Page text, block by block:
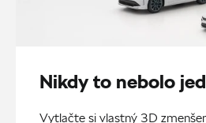
Nikdy to nebolo
Vytlačte si vlastný 3D